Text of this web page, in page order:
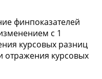
финпоказателей
с 1
курсовых разниц
отражения курсовых